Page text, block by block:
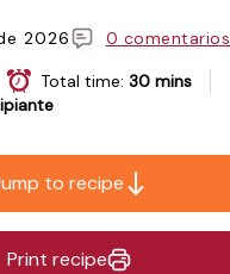
2026
0 comentarios
Total time: 30 mins
to recipe
Print recipe